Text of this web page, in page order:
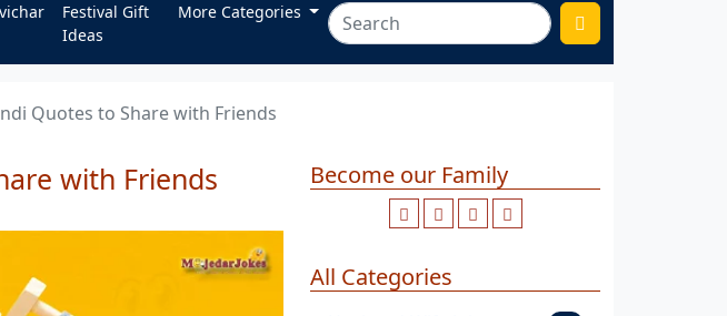
Festival Gift
Ideas
More Categories
Quotes to Share with Friends
with Friends Become our Family
All Categories